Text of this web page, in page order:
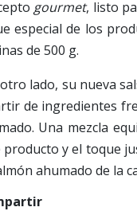
gourmet, listo
especial de los
de 500 g.
lado, su nueva
de ingredientes
Una mezcla
producto y el toque
ahumado de la